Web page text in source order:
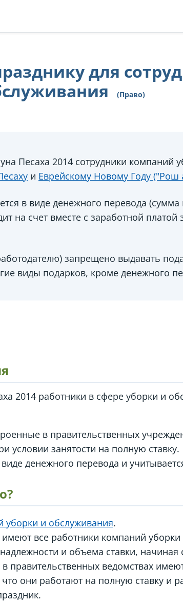
для
(Право)
Песаха 2014 сотрудники компаний
и Еврейскому Новому Году
в виде денежного перевода
на счет вместе с заработной
запрещено выдавать
виды подарков, кроме денежного
2014 работники в сфере уборки и
в правительственных
условии занятости на полную ставку.
денежного перевода и
уборки и обслуживания.
все работники компаний
и объема ставки, начиная
в правительственных ведомствах
они работают на полную ставку и